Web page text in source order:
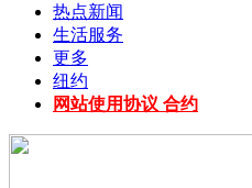
热点新闻
生活服务
更多
纽约
网站使用协议 合约